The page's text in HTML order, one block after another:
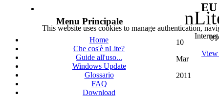
This website uses cookies to manage authentication,
View
Menu Principale
Home
Che cos'è nLite?
Guide all'uso...
Windows Update
Glossario
FAQ
Download
10
Mar
2011